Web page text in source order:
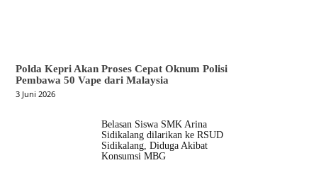
Polda Kepri Akan Proses Cepat Oknum Polisi
Pembawa 50 Vape dari Malaysia
3 Juni 2026
Belasan Siswa SMK Arina
Sidikalang dilarikan ke RSUD
Sidikalang, Diduga Akibat
Konsumsi MBG